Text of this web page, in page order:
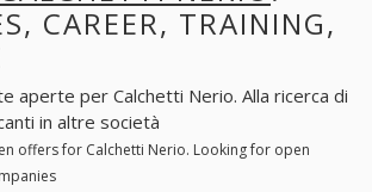
CAREER, TRAINING,
aperte per Calchetti Nerio. Alla ricerca di
in altre società
offers for Calchetti Nerio. Looking for open